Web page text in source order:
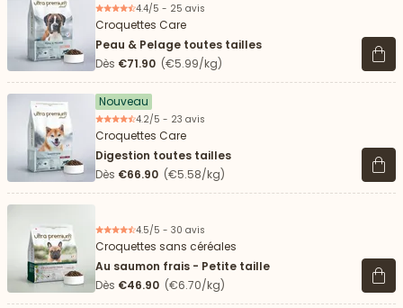
4.4/5 - 25 avis
Croquettes Care
Peau & Pelage toutes tailles
Dès €71.90 (€5.99/kg) Voir
Nouveau
4.2/5 - 23 avis
Croquettes Care
Digestion toutes tailles
Dès €66.90 (€5.58/kg) Voir
4.5/5 - 30 avis
Croquettes sans céréales
Au saumon frais - Petite taille
Dès €46.90 (€6.70/kg) Voir